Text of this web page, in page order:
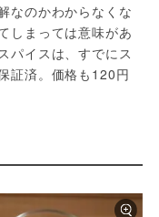
なのかわからなくな
しまっては意味があ
パイスは、すでにス
証済。価格も120円